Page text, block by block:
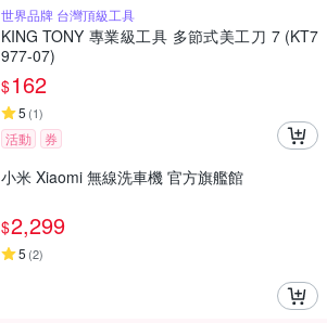
世界品牌 台灣頂級工具
KING TONY 專業級工具 多節式美工刀 7 (KT7
977-07)
$162
5 (1)
活動 券
小米 Xiaomi 無線洗車機 官方旗艦館
$2,299
5 (2)